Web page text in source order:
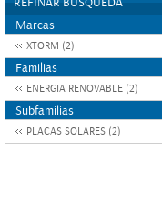
Marcas
XTORM (2)
Familias
ENERGIA RENOVABLE (2)
Subfamilias
PLACAS SOLARES (2)